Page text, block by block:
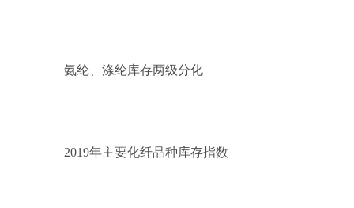
氨纶、涤纶库存两级分化
2019年主要化纤品种库存指数